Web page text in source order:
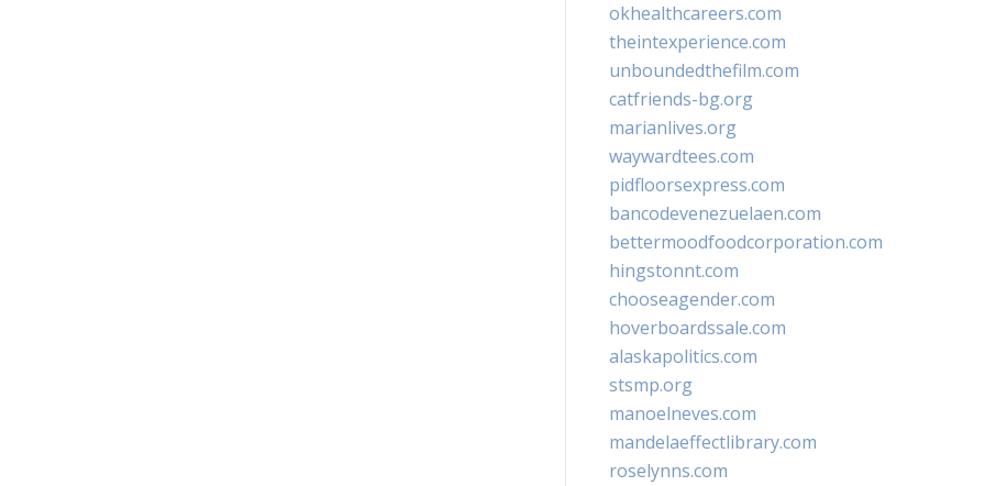
okhealthcareers.com
theintexperience.com
unboundedthefilm.com
catfriends-bg.org
marianlives.org
waywardtees.com
pidfloorsexpress.com
bancodevenezuelaen.com
bettermoodfoodcorporation.com
hingstonnt.com
chooseagender.com
hoverboardssale.com
alaskapolitics.com
stsmp.org
manoelneves.com
mandelaeffectlibrary.com
roselynns.com